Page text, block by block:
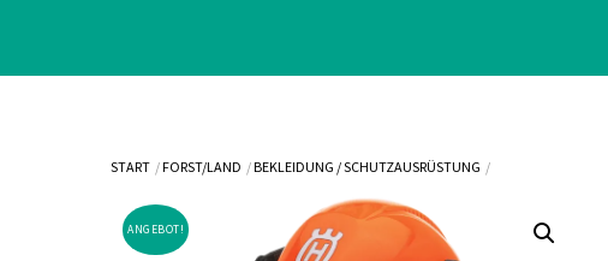
START FORST/LAND BEKLEIDUNG / SCHUTZAUSRÜSTUNG
ANGEBOT!